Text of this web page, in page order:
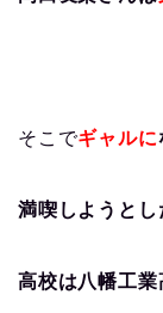
そこでギャルに
満喫しようとし
高校は八幡工業